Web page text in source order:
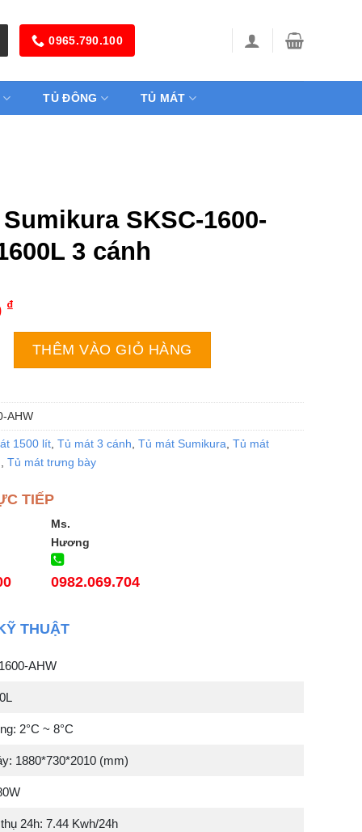
0965.790.100
TỦ ĐÔNG TỦ MÁT
SKSC-1600-
3 cánh
₫
SKSC-1600-AHW | 1600L 3 cánh số lượng
THÊM VÀO GIỎ HÀNG
AHW
1500 lít, Tủ mát 3 cánh Tủ mát Sumikura Tủ mát
Tủ mát trưng bày
TIẾP
Ms.
Hương
0982.069.704
THUẬT
AHW
2°C ~ 8°C
1880*730*2010 (mm)
24h: 7.44 Kwh/24h